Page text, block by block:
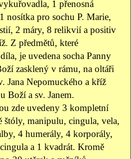
1 přenosná
nosítka pro sochu P. Marie,
2 máry, 8 relikvií a positiv
Z předmětů, které
je uvedena socha Panny
zasklený v rámu, na oltáři
Jana Nepomuckého a kříž
Boží a sv. Janem.
zde uvedeny 3 kompletní
štóly, manipulu, cingula, vela,
4 humerály, 4 korporály,
a 1 kvadrát. Kromě